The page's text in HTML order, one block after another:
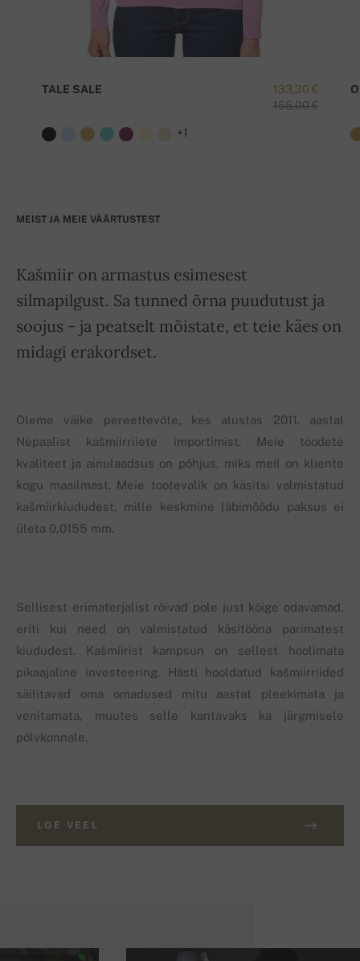
133,30 €
155,00 €
TALE SALE
+1
MEIST JA MEIE VÄÄRTUSTEST
Kašmiir on armastus esimesest
silmapilgust. Sa tunned õrna puudutust ja
soojus - ja peatselt mõistate, et teie käes on
midagi erakordset.
Oleme väike pereettevõte, kes alustas 2011. aastal
Nepaalist kašmiirriiete importimist. Meie toodete
kvaliteet ja ainulaadsus on põhjus, miks meil on kliente
kogu maailmast. Meie tootevalik on käsitsi valmistatud
kašmiirkiududest, mille keskmine läbimõõdu paksus ei
ületa 0,0155 mm.
Sellisest erimaterjalist rõivad pole just kõige odavamad,
eriti kui need on valmistatud käsitööna parimatest
kiududest. Kašmiirist kampsun on sellest hoolimata
pikaajaline investeering. Hästi hooldatud kašmiirriided
säilitavad oma omadused mitu aastat pleekimata ja
venitamata, muutes selle kantavaks ka järgmisele
põlvkonnale.
LOE VEEL